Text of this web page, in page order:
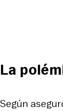
La
Según